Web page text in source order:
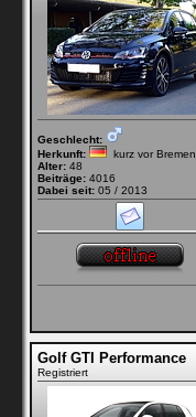
Geschlecht:
Herkunft:
kurz vor Bremen
Alter: 48
Beiträge: 4016
Dabei seit: 05 / 2013
Golf GTI Performance
Registriert